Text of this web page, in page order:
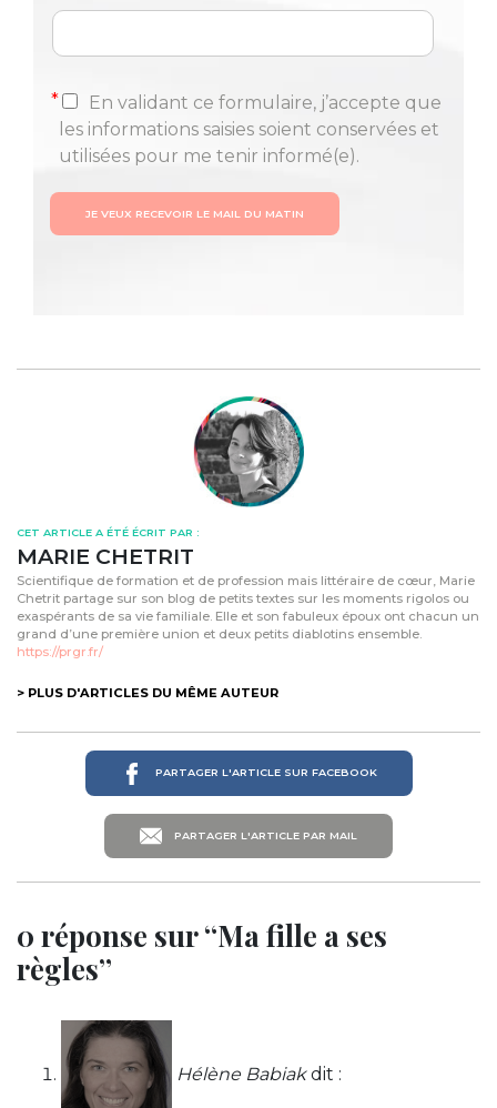
*
En validant ce formulaire, j’accepte que
les informations saisies soient conservées et
utilisées pour me tenir informé(e).
JE VEUX RECEVOIR LE MAIL DU MATIN
CET ARTICLE A ÉTÉ ÉCRIT PAR :
MARIE CHETRIT
Scientifique de formation et de profession mais littéraire de cœur, Marie
Chetrit partage sur son blog de petits textes sur les moments rigolos ou
exaspérants de sa vie familiale. Elle et son fabuleux époux ont chacun un
grand d’une première union et deux petits diablotins ensemble.
https://prgr.fr/
> PLUS D'ARTICLES DU MÊME AUTEUR
PARTAGER L'ARTICLE SUR FACEBOOK
PARTAGER L'ARTICLE PAR MAIL
0 réponse sur “Ma fille a ses
règles”
Hélène Babiak dit :